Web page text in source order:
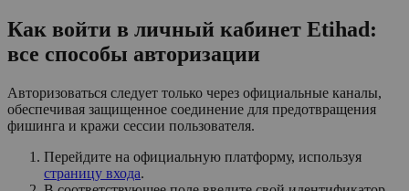
Как войти в личный кабинет Etihad:
все способы авторизации
Авторизоваться следует только через официальные каналы,
обеспечивая защищенное соединение для предотвращения
фишинга и кражи сессии пользователя.
Перейдите на официальную платформу, используя
страницу входа.